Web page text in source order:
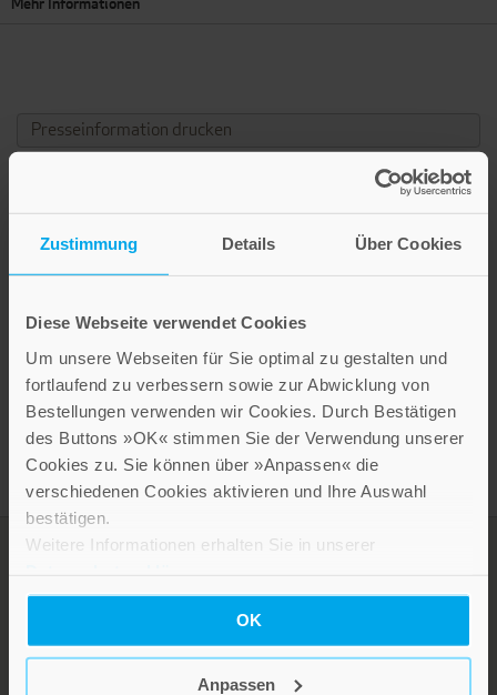
Zustimmung Details Über Cookies
Diese Webseite verwendet Cookies
Um unsere Webseiten für Sie optimal zu gestalten und
fortlaufend zu verbessern sowie zur Abwicklung von
Bestellungen verwenden wir Cookies. Durch Bestätigen
des Buttons »OK« stimmen Sie der Verwendung unserer
Cookies zu. Sie können über »Anpassen« die
verschiedenen Cookies aktivieren und Ihre Auswahl
bestätigen.
Weitere Informationen erhalten Sie in unserer
OK
Anpassen
Presseinformation drucken
WEITERE INFO
Dieses Motiv gibt es auch als:Andachtsbild ohne Text,
Widmungstext